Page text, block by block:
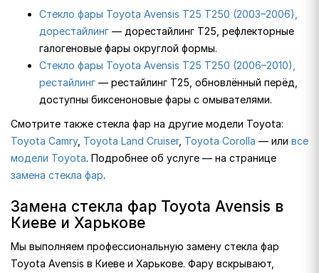
Стекло фары Toyota Avensis T25 T250 (2003–2006),
дорестайлинг — дорестайлинг T25, рефлекторные
галогеновые фары округлой формы.
Стекло фары Toyota Avensis T25 T250 (2006–2010),
рестайлинг — рестайлинг T25, обновлённый перёд,
доступны биксеноновые фары с омывателями.
Смотрите также стекла фар на другие модели Toyota:
Toyota Camry, Toyota Land Cruiser, Toyota Corolla — или все
модели Toyota. Подробнее об услуге — на странице
замена стекла фар.
Замена стекла фар Toyota Avensis в
Киеве и Харькове
Мы выполняем профессиональную замену стекла фар
Toyota Avensis в Киеве и Харькове. Фару вскрывают,